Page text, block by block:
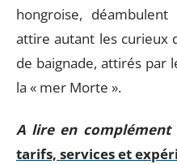
hongroise,
attire autant les curieux
de baignade, attirés par
la « mer Morte ».
A lire en complément
tarifs, services et